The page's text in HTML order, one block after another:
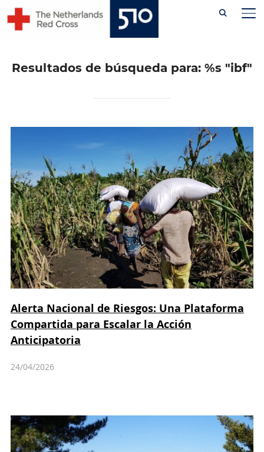
content
Resultados de búsqueda para: %s "ibf"
Alerta Nacional de Riesgos: Una Plataforma
Compartida para Escalar la Acción
Anticipatoria
24/04/2026